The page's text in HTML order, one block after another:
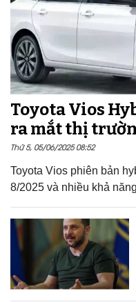
Toyota Vios
ra mắt thị
Thứ 5, 05/06/2025 08:52
Toyota Vios phiên bản
8/2025 và nhiều khả